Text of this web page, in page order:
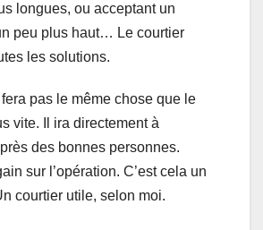
longues, ou acceptant un
peu plus haut… Le courtier
les solutions.
pas le même chose que le
vite. Il ira directement à
des bonnes personnes.
sur l’opération. C’est cela un
courtier utile, selon moi.